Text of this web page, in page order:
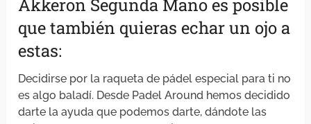
Akkeron Segunda Mano es posible
que también quieras echar un ojo a
estas:
Decidirse por la raqueta de pádel especial para ti no
es algo baladí. Desde Padel Around hemos decidido
darte la ayuda que podemos darte, dándote las